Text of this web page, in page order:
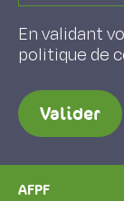
En validant
politique de
Valider
AFPF